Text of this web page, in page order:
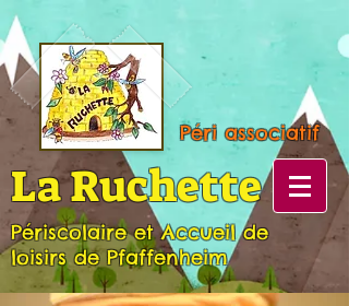
Péri associatif
La Ruchette
Périscolaire et Accueil de
loisirs de Pfaffenheim